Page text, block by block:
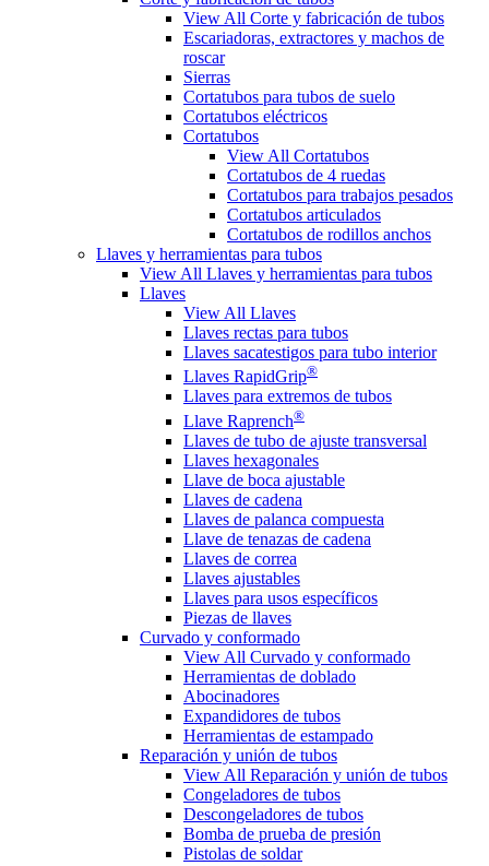
View All Corte y fabricación de tubos
Escariadoras, extractores y machos de
roscar
Sierras
Cortatubos para tubos de suelo
Cortatubos eléctricos
Cortatubos
View All Cortatubos
Cortatubos de 4 ruedas
Cortatubos para trabajos pesados
Cortatubos articulados
Cortatubos de rodillos anchos
Llaves y herramientas para tubos
View All Llaves y herramientas para tubos
Llaves
View All Llaves
Llaves rectas para tubos
Llaves sacatestigos para tubo interior
Llaves RapidGrip®
Llaves para extremos de tubos
Llave Raprench®
Llaves de tubo de ajuste transversal
Llaves hexagonales
Llave de boca ajustable
Llaves de cadena
Llaves de palanca compuesta
Llave de tenazas de cadena
Llaves de correa
Llaves ajustables
Llaves para usos específicos
Piezas de llaves
Curvado y conformado
View All Curvado y conformado
Herramientas de doblado
Abocinadores
Expandidores de tubos
Herramientas de estampado
Reparación y unión de tubos
View All Reparación y unión de tubos
Congeladores de tubos
Descongeladores de tubos
Bomba de prueba de presión
Pistolas de soldar